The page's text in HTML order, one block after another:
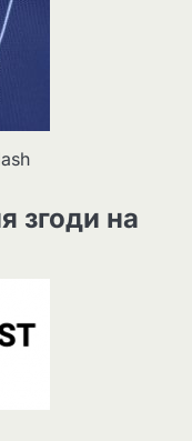
згоди на